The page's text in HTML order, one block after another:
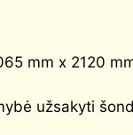
mm x 2120
užsakyti